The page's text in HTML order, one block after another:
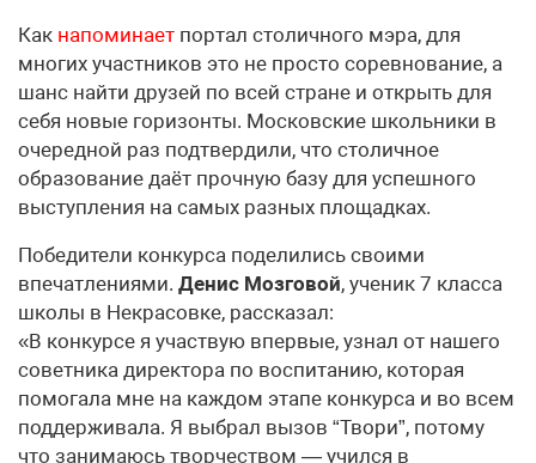
Как напоминает портал столичного мэра, для
многих участников это не просто соревнование, а
шанс найти друзей по всей стране и открыть для
себя новые горизонты. Московские школьники в
очередной раз подтвердили, что столичное
образование даёт прочную базу для успешного
выступления на самых разных площадках.
Победители конкурса поделились своими
впечатлениями. Денис Мозговой, ученик 7 класса
школы в Некрасовке, рассказал:
«В конкурсе я участвую впервые, узнал от нашего
советника директора по воспитанию, которая
помогала мне на каждом этапе конкурса и во всем
поддерживала. Я выбрал вызов “Твори”, потому
что занимаюсь творчеством — учился в